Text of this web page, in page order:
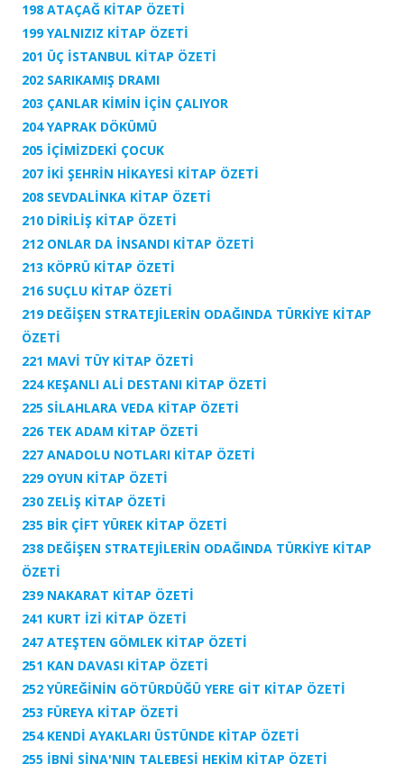
198 ATAÇAĞ KİTAP ÖZETİ
199 YALNIZIZ KİTAP ÖZETİ
201 ÜÇ İSTANBUL KİTAP ÖZETİ
202 SARIKAMIŞ DRAMI
203 ÇANLAR KİMİN İÇİN ÇALIYOR
204 YAPRAK DÖKÜMÜ
205 İÇİMİZDEKİ ÇOCUK
207 İKİ ŞEHRİN HİKAYESİ KİTAP ÖZETİ
208 SEVDALİNKA KİTAP ÖZETİ
210 DİRİLİŞ KİTAP ÖZETİ
212 ONLAR DA İNSANDI KİTAP ÖZETİ
213 KÖPRÜ KİTAP ÖZETİ
216 SUÇLU KİTAP ÖZETİ
219 DEĞİŞEN STRATEJİLERİN ODAĞINDA TÜRKİYE KİTAP
ÖZETİ
221 MAVİ TÜY KİTAP ÖZETİ
224 KEŞANLI ALİ DESTANI KİTAP ÖZETİ
225 SİLAHLARA VEDA KİTAP ÖZETİ
226 TEK ADAM KİTAP ÖZETİ
227 ANADOLU NOTLARI KİTAP ÖZETİ
229 OYUN KİTAP ÖZETİ
230 ZELİŞ KİTAP ÖZETİ
235 BİR ÇİFT YÜREK KİTAP ÖZETİ
238 DEĞİŞEN STRATEJİLERİN ODAĞINDA TÜRKİYE KİTAP
ÖZETİ
239 NAKARAT KİTAP ÖZETİ
241 KURT İZİ KİTAP ÖZETİ
247 ATEŞTEN GÖMLEK KİTAP ÖZETİ
251 KAN DAVASI KİTAP ÖZETİ
252 YÜREĞİNİN GÖTÜRDÜĞÜ YERE GİT KİTAP ÖZETİ
253 FÜREYA KİTAP ÖZETİ
254 KENDİ AYAKLARI ÜSTÜNDE KİTAP ÖZETİ
255 İBNİ SİNA'NIN TALEBESİ HEKİM KİTAP ÖZETİ